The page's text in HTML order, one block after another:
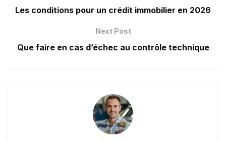
Les conditions pour un crédit immobilier en 2026
Next Post
Que faire en cas d’échec au contrôle technique